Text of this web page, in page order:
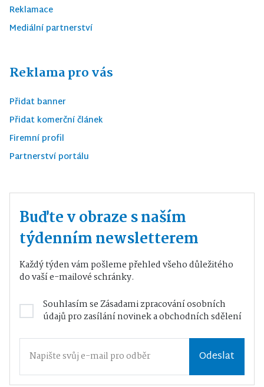
Reklamace
Mediální partnerství
Reklama pro vás
Přidat banner
Přidat komerční článek
Firemní profil
Partnerství portálu
Buďte v obraze s naším
týdenním newsletterem
Každý týden vám pošleme přehled všeho důležitého
do vaší e-mailové schránky.
Souhlasím seZásadami zpracování osobních
údajůpro zasílání novinek a obchodních sdělení
Odeslat